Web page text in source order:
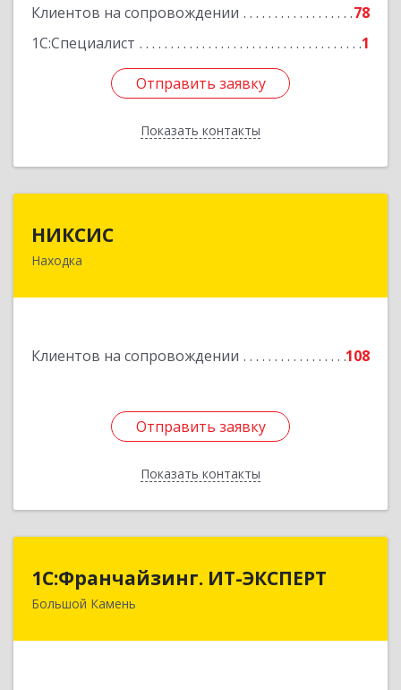
Клиентов на сопровождении
78
1С:Специалист
1
Отправить заявку
Показать контакты
Подробнее
Отправить заявку
Назад
НИКСИС
Находка
Клиентов на сопровождении 108
Отправить заявку
Показать контакты
Отправить заявку
Назад
1С:Франчайзинг. ИТ-ЭКСПЕРТ
Большой Камень
1С:Франчайзинг. ИТ-ЭКСПЕРТ
692806, Приморский край, Большой Камень г,